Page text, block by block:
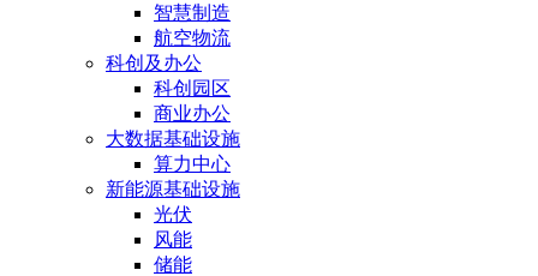
智慧制造
航空物流
科创及办公
科创园区
商业办公
大数据基础设施
算力中心
新能源基础设施
光伏
风能
储能